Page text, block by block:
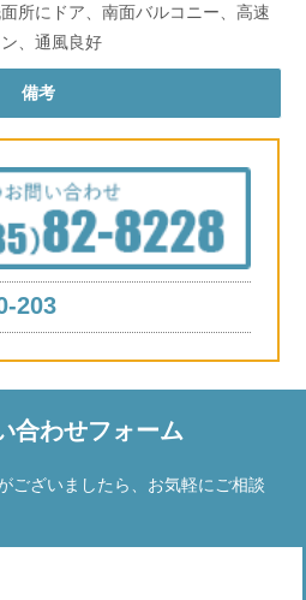
所にドア、南面バルコニー、高速
、通風良好
備考
203
合わせフォーム
ございましたら、お気軽にご相談